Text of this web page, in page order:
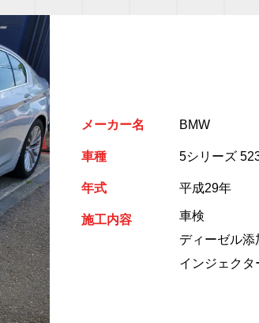
メーカー名 BMW
車種 5シリーズ
年式 平成29年
施工内容
車検
ディーゼル
インジェクタ